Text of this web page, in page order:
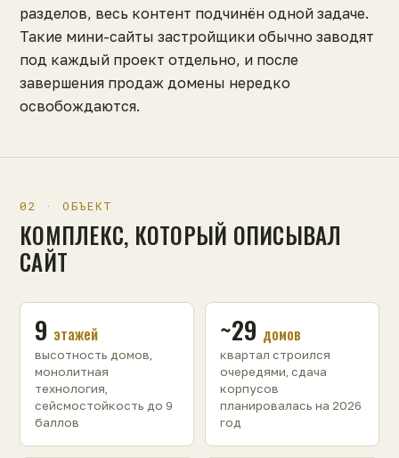
разделов, весь контент подчинён одной задаче.
Такие мини-сайты застройщики обычно заводят
под каждый проект отдельно, и после
завершения продаж домены нередко
освобождаются.
02 · ОБЪЕКТ
КОМПЛЕКС, КОТОРЫЙ ОПИСЫВАЛ
САЙТ
9 этажей
высотность домов,
монолитная
технология,
сейсмостойкость до 9
баллов
~29 домов
квартал строился
очередями, сдача
корпусов
планировалась на 2026
год